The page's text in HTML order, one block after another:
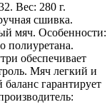
Вес: 280 г.
сшивка.
мяч. Особенности:
полиуретана.
обеспечивает
Мяч легкий и
гарантирует